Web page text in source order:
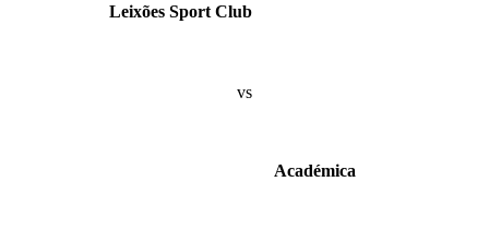
Leixões Sport Club
vs
Académica